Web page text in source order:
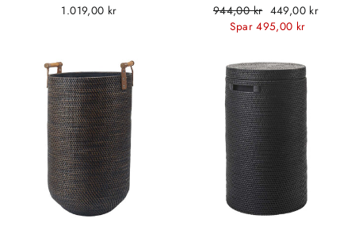
1.019,00 kr
Standard
pris
944,00 kr Utsalgspris
449,00 kr
Spar 495,00 kr